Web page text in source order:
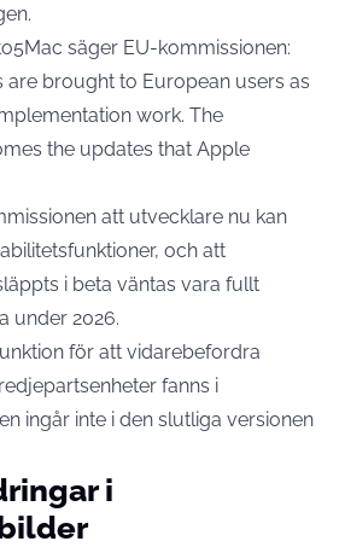
säger EU-kommissionen:
are brought to European users as
work. The
the updates that Apple
att utvecklare nu kan
och att
i beta väntas vara fullt
under 2026.
för att vidarebefordra
fanns i
ingår inte i den slutliga versionen
i